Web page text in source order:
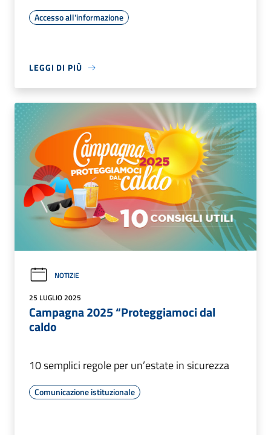
Accesso all'informazione
LEGGI DI PIÙ
NOTIZIE
25 LUGLIO 2025
Campagna 2025 “Proteggiamoci dal
caldo
10 semplici regole per un’estate in sicurezza
Comunicazione istituzionale